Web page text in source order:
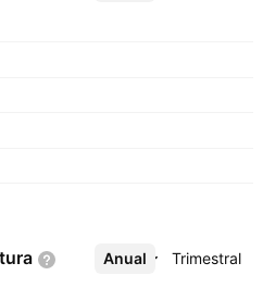
Anual Trimestral
Más